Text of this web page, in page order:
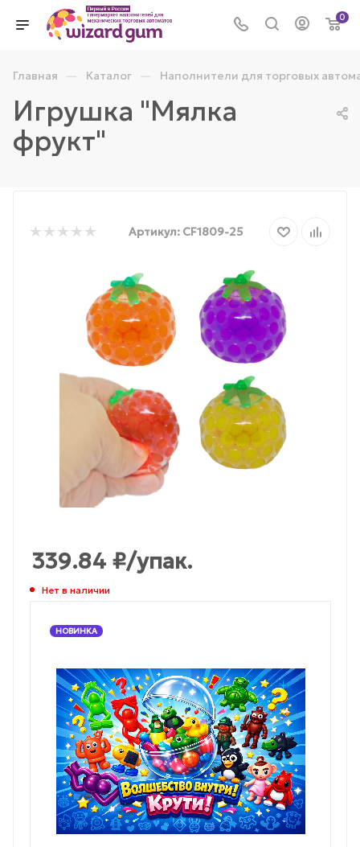
0
Главная — Каталог — Наполнители для торговых
Игрушка "Мялка
фрукт"
Артикул: CF1809-25
339.84 ₽/упак.
Нет в наличии
НОВИНКА